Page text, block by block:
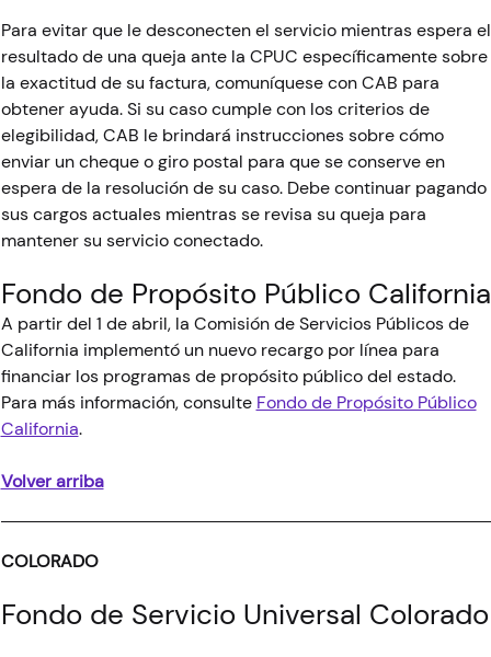
Para evitar que le desconecten el servicio mientras espera el
resultado de una queja ante la CPUC específicamente sobre
la exactitud de su factura, comuníquese con CAB para
obtener ayuda. Si su caso cumple con los criterios de
elegibilidad, CAB le brindará instrucciones sobre cómo
enviar un cheque o giro postal para que se conserve en
espera de la resolución de su caso. Debe continuar pagando
sus cargos actuales mientras se revisa su queja para
mantener su servicio conectado.
Fondo de Propósito Público California
A partir del 1 de abril, la Comisión de Servicios Públicos de
California implementó un nuevo recargo por línea para
financiar los programas de propósito público del estado.
Para más información, consulte Fondo de Propósito Público
California.
Volver arriba
COLORADO
Fondo de Servicio Universal Colorado